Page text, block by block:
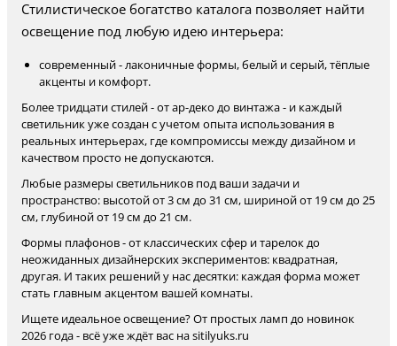
Стилистическое богатство каталога позволяет найти
освещение под любую идею интерьера:
современный - лаконичные формы, белый и серый, тёплые
акценты и комфорт.
Более тридцати стилей - от ар-деко до винтажа - и каждый
светильник уже создан с учетом опыта использования в
реальных интерьерах, где компромиссы между дизайном и
качеством просто не допускаются.
Любые размеры светильников под ваши задачи и
пространство: высотой от 3 см до 31 см, шириной от 19 см до 25
см, глубиной от 19 см до 21 см.
Формы плафонов - от классических сфер и тарелок до
неожиданных дизайнерских экспериментов: квадратная,
другая. И таких решений у нас десятки: каждая форма может
стать главным акцентом вашей комнаты.
Ищете идеальное освещение? От простых ламп до новинок
2026 года - всё уже ждёт вас на sitilyuks.ru